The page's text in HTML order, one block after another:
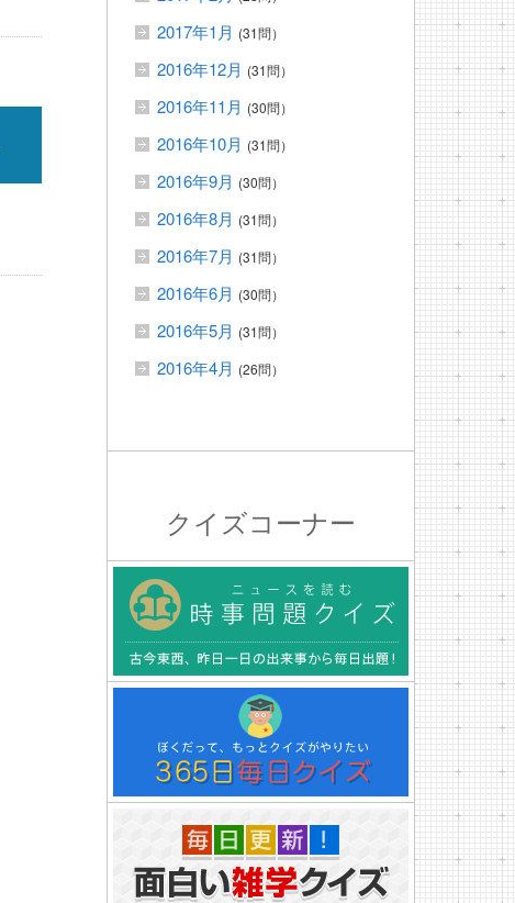
2017年1月 (31問）
2016年12月 (31問）
2016年11月 (30問）
2016年10月 (31問）
2016年9月 (30問）
2016年8月 (31問）
2016年7月 (31問）
2016年6月 (30問）
2016年5月 (31問）
2016年4月 (26問）
クイズコーナー